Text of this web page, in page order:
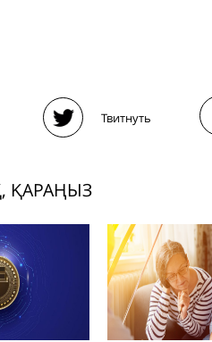
Твитнуть
ҚАРАҢЫЗ